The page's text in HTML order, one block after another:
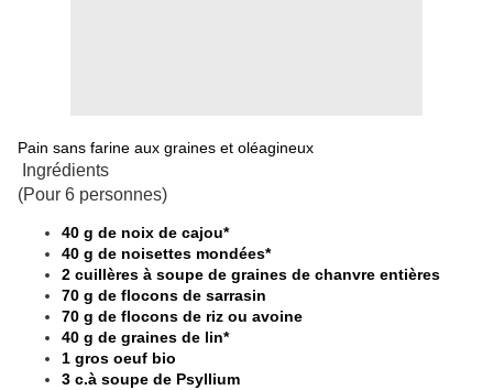
Pain sans farine aux graines et oléagineux
Ingrédients
(Pour 6 personnes)
40 g de noix de cajou*
40 g de noisettes mondées*
2 cuillères à soupe de graines de chanvre entières
70 g de flocons de sarrasin
70 g de flocons de riz ou avoine
40 g de graines de lin*
1 gros oeuf bio
3 c.à soupe de Psyllium